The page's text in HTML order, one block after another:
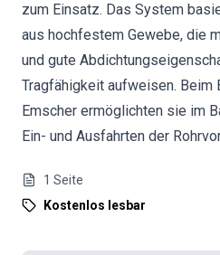
zum Einsatz. Das System
aus hochfestem Gewebe, die
und gute
Tragfähigkeit aufweisen. Beim
Emscher ermöglichten sie im
Ein- und Ausfahrten der
1 Seite
Kostenlos lesbar